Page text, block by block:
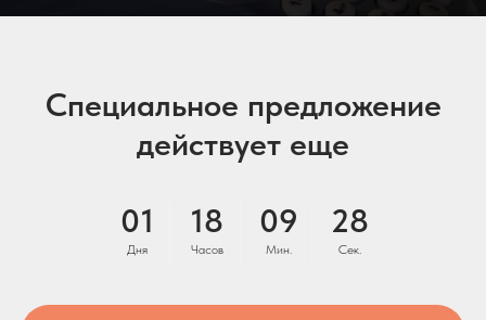
Специальное предложение
действует еще
01
Дня
18
Часов
09
Мин.
27
Сек.